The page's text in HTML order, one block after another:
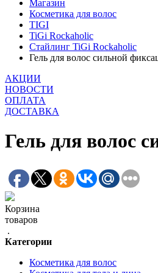
Магазин
Косметика для волос
TIGI
TiGi Rockaholic
Стайлинг TiGi Rockaholic
Гель для волос сильной
АКЦИИ
НОВОСТИ
ОПЛАТА
ДОСТАВКА
Гель для волос
Корзина
товаров
.
Категории
Косметика для волос